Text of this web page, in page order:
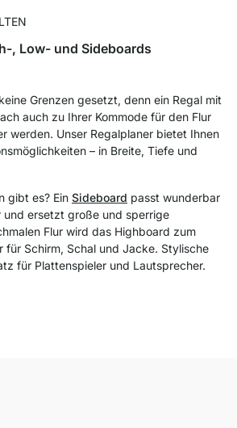
, Low- und Sideboards
Grenzen gesetzt, denn ein Regal mit
auch zu Ihrer Kommode für den Flur
werden. Unser Regalplaner bietet Ihnen
– in Breite, Tiefe und
gibt es? Ein Sideboard passt wunderbar
und ersetzt große und sperrige
Flur wird das Highboard zum
für Schirm, Schal und Jacke. Stylische
für Plattenspieler und Lautsprecher.